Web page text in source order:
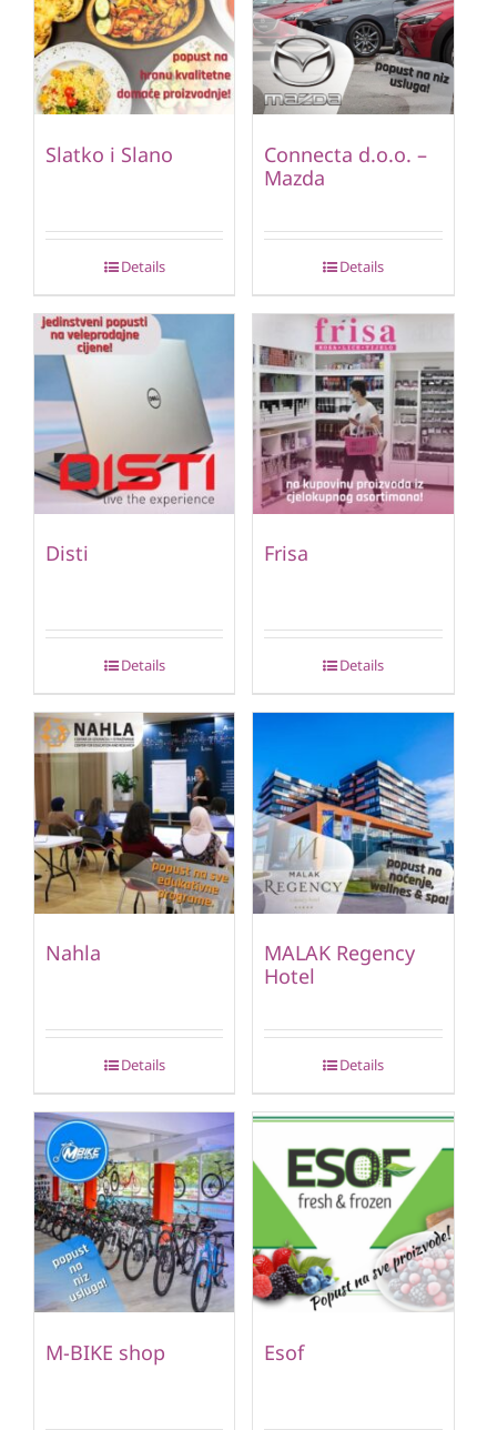
Slatko i Slano
Details
Connecta d.o.o. –
Mazda
Details
Disti
Details
Frisa
Details
Nahla
Details
MALAK Regency
Hotel
Details
M-BIKE shop Esof